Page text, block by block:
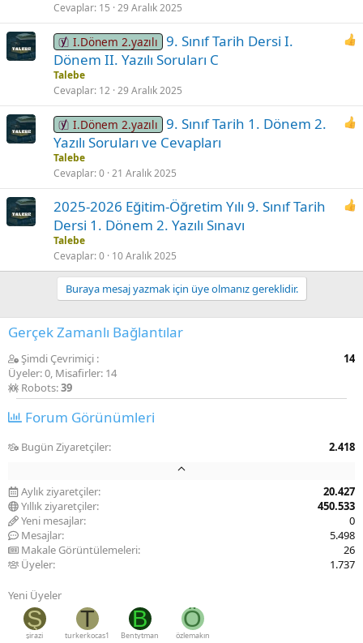
Cevaplar 15 29 Aralık 2025
I.Dönem 2.yazılı 9. Sınıf Tarih Dersi I.
Dönem II. Yazılı Soruları C
Talebe
Cevaplar 12 29 Aralık 2025
I.Dönem 2.yazılı 9. Sınıf Tarih 1. Dönem 2.
Yazılı Soruları ve Cevapları
Talebe
Cevaplar 0 21 Aralık 2025
2025-2026 Eğitim-Öğretim Yılı 9. Sınıf Tarih
Dersi 1. Dönem 2. Yazılı Sınavı
Talebe
Cevaplar 0 10 Aralık 2025
Buraya mesaj yazmak için üye olmanız gereklidir.
Gerçek Zamanlı Bağlantılar
Şimdi Çevrimiçi
14
Üyeler: 0, Misafirler: 14
Robots:39
Forum Görünümleri
Bugün Ziyaretçiler 2.418
Aylık ziyaretçiler
20.427
Yıllık ziyaretçiler
450.533
Yeni mesajlar
0
Mesajlar
5.498
Makale Görüntülemeleri
26
Üyeler
1.737
Yeni Üyeler
Ş
şirazi
T
turkerkocas1
B
Bentytman
Ö
özlemakın